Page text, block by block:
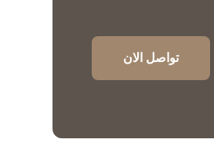
تواصل الان